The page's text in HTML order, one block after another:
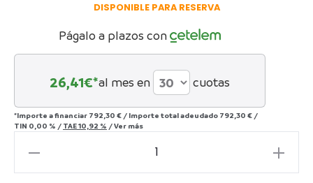
DISPONIBLE PARA RESERVA
Págalo a plazos con
26,41€*al mes en cuotas
*Importe a financiar 792,30 € / Importe total adeudado 792,30 € /
TIN 0,00 % / TAE10,92 % /Ver más